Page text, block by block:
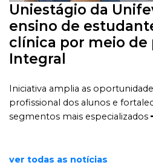
Uniestágio da
ensino de
clínica por meio de
Integral
Iniciativa amplia as
profissional dos alunos e
segmentos mais especializados
ver todas as notícias